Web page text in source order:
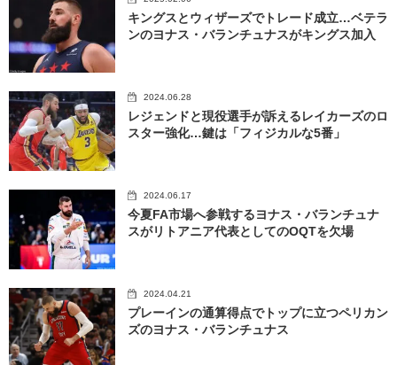
キングスとウィザーズでトレード成立…ベテラ
ンのヨナス・バランチュナスがキングス加入
2024.06.28
レジェンドと現役選手が訴えるレイカーズのロ
スター強化…鍵は「フィジカルな5番」
2024.06.17
今夏FA市場へ参戦するヨナス・バランチュナ
スがリトアニア代表としてのOQTを欠場
2024.04.21
プレーインの通算得点でトップに立つペリカン
ズのヨナス・バランチュナス